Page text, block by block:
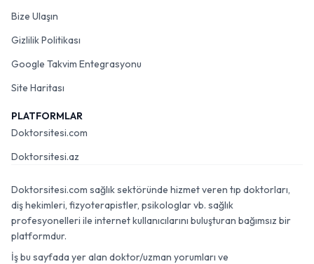
Bize Ulaşın
Gizlilik Politikası
Google Takvim Entegrasyonu
Site Haritası
PLATFORMLAR
Doktorsitesi.com
Doktorsitesi.az
Doktorsitesi.com sağlık sektöründe hizmet veren tıp doktorları,
diş hekimleri, fizyoterapistler, psikologlar vb. sağlık
profesyonelleri ile internet kullanıcılarını buluşturan bağımsız bir
platformdur.
İş bu sayfada yer alan doktor/uzman yorumları ve